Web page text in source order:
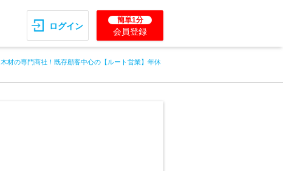
ログイン
簡単1分
会員登録
木材の専門商社！既存顧客中心の【ルート営業】年休